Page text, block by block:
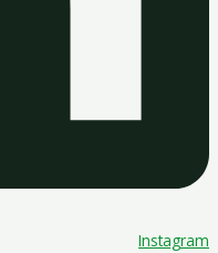
Instagram